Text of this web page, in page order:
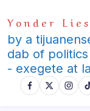
to
content
Yonder
by a
dab of
- exegete at